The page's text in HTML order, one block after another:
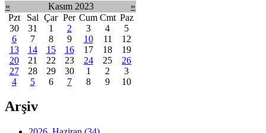
« Kasım 2023
»
Pzt
Sal Çar Per Cum Cmt Paz
30
31 1 2 3 4
5
6
7 8 9 10 11
12
13
14 15 16 17 18
19
20
21 22 23 24 25
26
27
28 29 30 1 2
3
4
5 6 7 8 9 10
Arşiv